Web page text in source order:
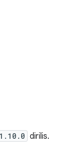
dirilis.